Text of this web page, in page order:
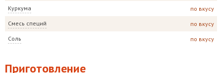
Куркума по вкусу
Смесь специй по вкусу
Соль по вкусу
Приготовление